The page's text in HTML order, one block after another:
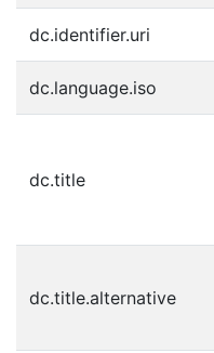
dc.identifier.uri
dc.language.iso
dc.title
dc.title.alternative